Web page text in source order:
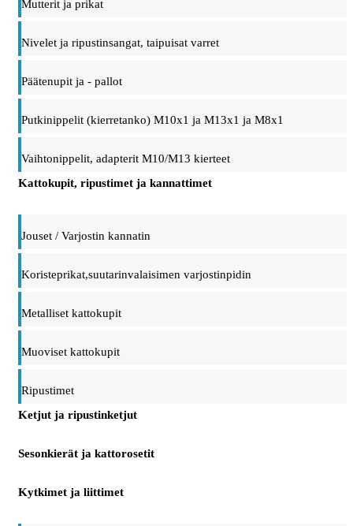
Mutterit ja prikat
Nivelet ja ripustinsangat, taipuisat varret
Päätenupit ja - pallot
Putkinippelit (kierretanko) M10x1 ja M13x1 ja M8x1
Vaihtonippelit, adapterit M10/M13 kierteet
Kattokupit, ripustimet ja kannattimet
Jouset / Varjostin kannatin
Koristeprikat,suutarinvalaisimen varjostinpidin
Metalliset kattokupit
Muoviset kattokupit
Ripustimet
Ketjut ja ripustinketjut
Sesonkierät ja kattorosetit
Kytkimet ja liittimet